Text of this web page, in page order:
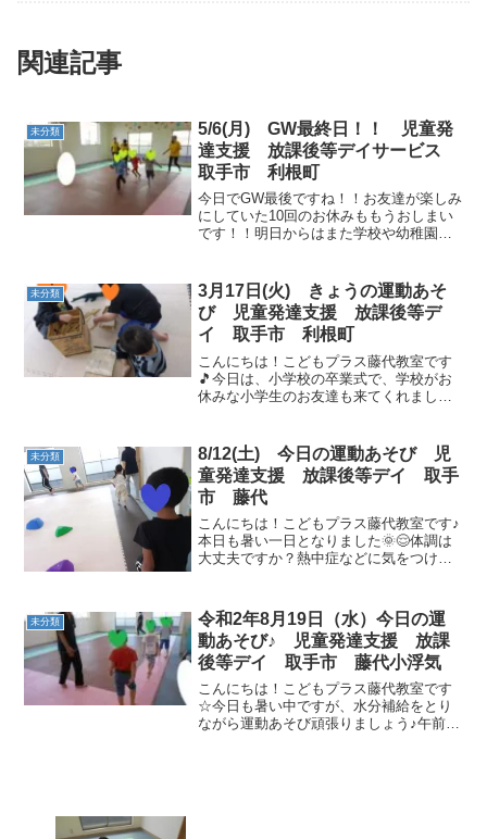
関連記事
未分類
5/6(月) GW最終日！！ 児童発
達支援 放課後等デイサービス
取手市 利根町
今日でGW最後ですね！！お友達が楽しみ
にしていた10回のお休みももうおしまい
です！！明日からはまた学校や幼稚園・
そびはよーいどん！からスタートです☆
線から線まで走りま...
未分類
3月17日(火) きょうの運動あそ
び 児童発達支援 放課後等デ
イ 取手市 利根町
こんにちは！こどもプラス藤代教室です
🎵今日は、小学校の卒業式で、学校がお
休みな小学生のお友達も来てくれまし
きのねこのお話🐈を見ました📖「よーい
どん！」でスタート！動物...
未分類
8/12(土) 今日の運動あそび 児
童発達支援 放課後等デイ 取手
市 藤代
こんにちは！こどもプラス藤代教室です♪
本日も暑い一日となりました🌞😌体調は
大丈夫ですか？熱中症などに気をつけて
掛けする方もいるかと思いますが気をつ
けて行って来てください...
未分類
令和2年8月19日（水）今日の運
動あそび♪ 児童発達支援 放課
後等デイ 取手市 藤代小浮気
こんにちは！こどもプラス藤代教室です
☆今日も暑い中ですが、水分補給をとり
ながら運動あそび頑張りましょう♪午前の